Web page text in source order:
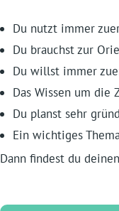
Du nutzt immer
Du brauchst zur
Du willst immer
Das Wissen um die
Du planst sehr
Ein wichtiges
Dann findest du